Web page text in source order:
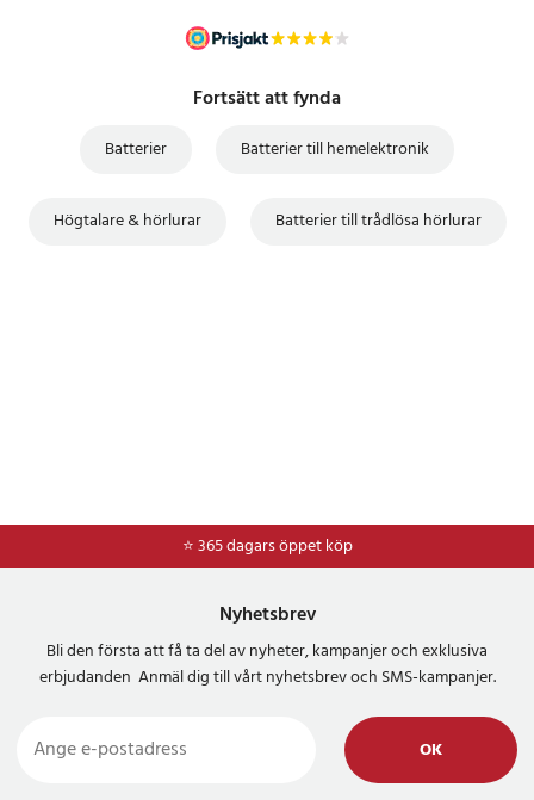
Fortsätt att fynda
Batterier Batterier till hemelektronik
Högtalare & hörlurar Batterier till trådlösa hörlurar
⭐ 365 dagars öppet köp
⭐Frakt 49kr *
Nyhetsbrev
Bli den första att få ta del av nyheter, kampanjer och exklusiva
erbjudanden Anmäl dig till vårt nyhetsbrev och SMS-kampanjer.
OK